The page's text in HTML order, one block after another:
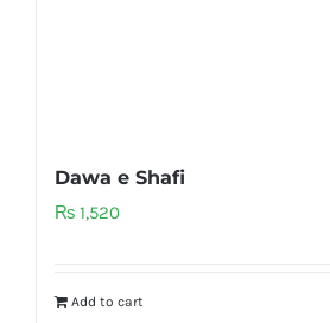
Dawa e Shafi
₨ 1,520
Add to cart